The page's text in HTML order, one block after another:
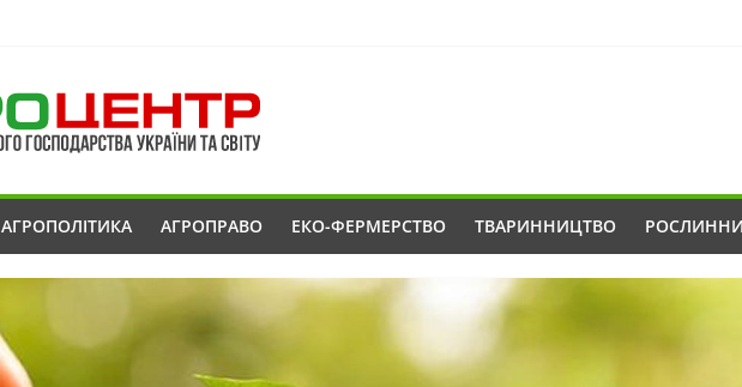
АГРОПОЛІТИКА АГРОПРАВО ЕКО-ФЕРМЕРСТВО ТВАРИННИЦТВО